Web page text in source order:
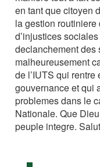
en tant que citoyen
la gestion
d’injustices
declanchement des
malheureusement
de l’IUTS qui
gouvernance et qui
problemes dans le
Nationale. Que
peuple integre.